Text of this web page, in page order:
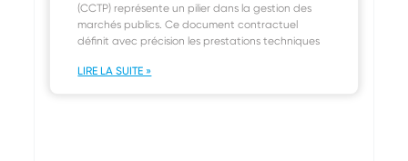
(CCTP) représente un pilier dans la gestion des
marchés publics. Ce document contractuel
définit avec précision les prestations techniques
LIRE LA SUITE »